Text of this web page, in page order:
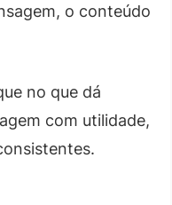
o conteúdo
no que dá
com utilidade,